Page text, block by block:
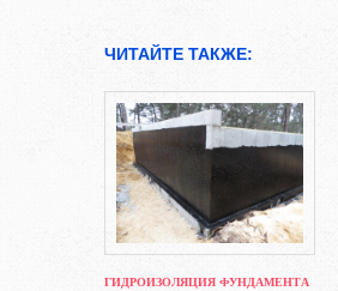
ЧИТАЙТЕ ТАКЖЕ:
ГИДРОИЗОЛЯЦИЯ ФУНДАМЕНТА